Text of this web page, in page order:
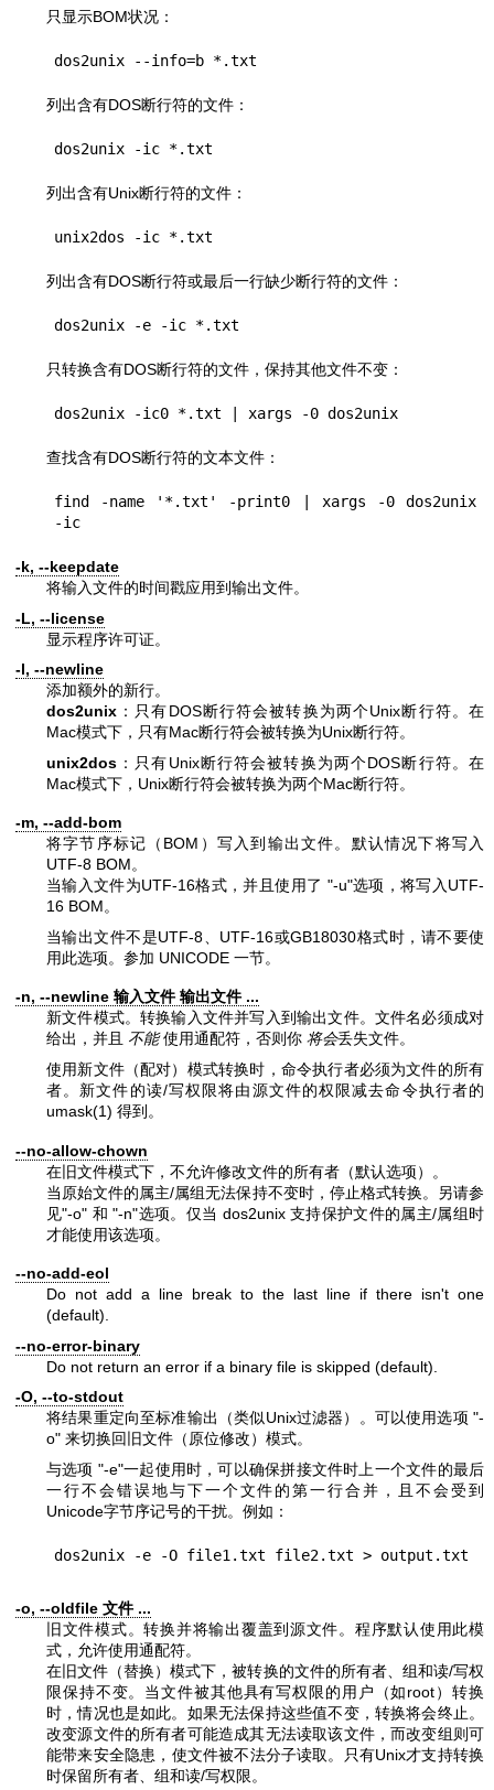
只显示BOM状况：
dos2unix --info=b *.txt
列出含有DOS断行符的文件：
dos2unix -ic *.txt
列出含有Unix断行符的文件：
unix2dos -ic *.txt
列出含有DOS断行符或最后一行缺少断行符的文件：
dos2unix -e -ic *.txt
只转换含有DOS断行符的文件，保持其他文件不变：
dos2unix -ic0 *.txt | xargs -0 dos2unix
查找含有DOS断行符的文本文件：
find -name '*.txt' -print0 | xargs -0 dos2unix
-ic
-k, --keepdate
将输入文件的时间戳应用到输出文件。
-L, --license
显示程序许可证。
-l, --newline
添加额外的新行。
dos2unix ：只有DOS断行符会被转换为两个Unix断行符。在
Mac模式下，只有Mac断行符会被转换为Unix断行符。
unix2dos ：只有Unix断行符会被转换为两个DOS断行符。在
Mac模式下，Unix断行符会被转换为两个Mac断行符。
-m, --add-bom
将字节序标记（BOM）写入到输出文件。默认情况下将写入
UTF-8 BOM。
当输入文件为UTF-16格式，并且使用了 "-u"选项，将写入UTF-
16 BOM。
当输出文件不是UTF-8、UTF-16或GB18030格式时，请不要使
用此选项。参加 UNICODE 一节。
-n, --newline 输入文件 输出文件 ...
新文件模式。转换输入文件并写入到输出文件。文件名必须成对
给出，并且 不能使用通配符，否则你 将会丢失文件。
使用新文件（配对）模式转换时，命令执行者必须为文件的所有
者。新文件的读/写权限将由源文件的权限减去命令执行者的
umask(1) 得到。
--no-allow-chown
在旧文件模式下，不允许修改文件的所有者（默认选项）。
当原始文件的属主/属组无法保持不变时，停止格式转换。另请参
见"-o" 和"-n"选项。仅当 dos2unix 支持保护文件的属主/属组时
才能使用该选项。
--no-add-eol
Do not add a line break to the last line if there isn't one
(default).
--no-error-binary
Do not return an error if a binary file is skipped (default).
-O, --to-stdout
将结果重定向至标准输出（类似Unix过滤器）。可以使用选项 "-
o" 来切换回旧文件（原位修改）模式。
与选项 "-e"一起使用时，可以确保拼接文件时上一个文件的最后
一行不会错误地与下一个文件的第一行合并，且不会受到
Unicode字节序记号的干扰。例如：
-o, --oldfile 文件 ...
旧文件模式。转换并将输出覆盖到源文件。程序默认使用此模
式，允许使用通配符。
在旧文件（替换）模式下，被转换的文件的所有者、组和读/写权
限保持不变。当文件被其他具有写权限的用户（如root）转换
时，情况也是如此。如果无法保持这些值不变，转换将会终止。
改变源文件的所有者可能造成其无法读取该文件，而改变组则可
能带来安全隐患，使文件被不法分子读取。只有Unix才支持转换
时保留所有者、组和读/写权限。